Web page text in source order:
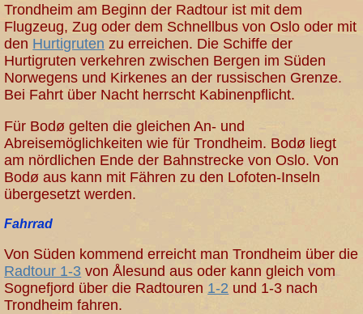
Trondheim am Beginn der Radtour ist mit dem
Flugzeug, Zug oder dem Schnellbus von Oslo oder mit
den Hurtigruten zu erreichen. Die Schiffe der
Hurtigruten verkehren zwischen Bergen im Süden
Norwegens und Kirkenes an der russischen Grenze.
Bei Fahrt über Nacht herrscht Kabinenpflicht.
Für Bodø gelten die gleichen An- und
Abreisemöglichkeiten wie für Trondheim. Bodø liegt
am nördlichen Ende der Bahnstrecke von Oslo. Von
Bodø aus kann mit Fähren zu den Lofoten-Inseln
übergesetzt werden.
Fahrrad
Von Süden kommend erreicht man Trondheim über die
Radtour 1-3 von Ålesund aus oder kann gleich vom
Sognefjord über die Radtouren 1-2 und 1-3 nach
Trondheim fahren.